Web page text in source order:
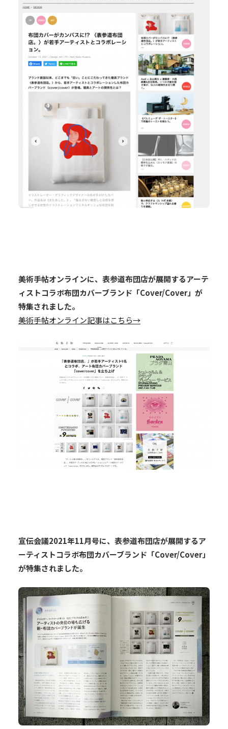
美術手帖オンラインに、表参道布団店が展開するアーテ
ィストコラボ布団カバーブランド「Cover/Cover」が
特集されました。
美術手帖オンライン記事はこちら→
宣伝会議2021年11月号に、表参道布団店が展開するア
ーティストコラボ布団カバーブランド「Cover/Cover」
が特集されました。